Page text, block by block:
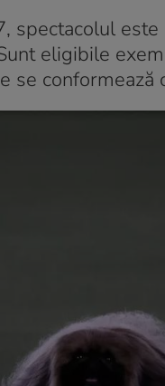
spectacolul
eligibile
se